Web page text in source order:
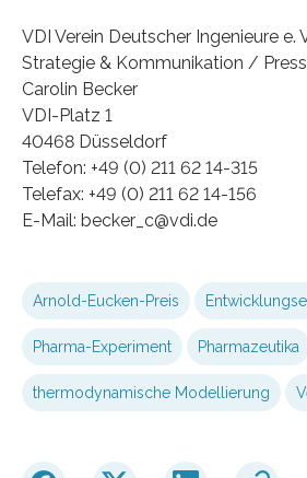
VDI Verein Deutscher Ingenieure e.
Strategie & Kommunikation /
Carolin Becker
VDI-Platz 1
40468 Düsseldorf
Telefon: +49 (0) 211 62 14-315
Telefax: +49 (0) 211 62 14-156
E-Mail: becker_c@vdi.de
Arnold-Eucken-Preis
Pharma-Experiment Pharmazeutika
thermodynamische Modellierung